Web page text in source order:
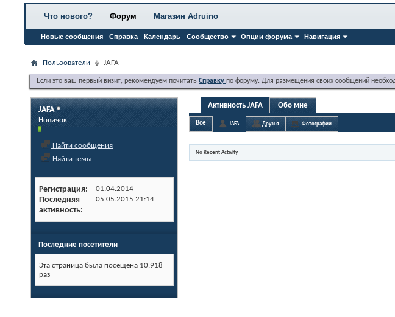
Что нового? Форум
Новые сообщения Справка Календарь Сообщество Опции форума Навигация
Магазин Adruino
Пользователи JAFA
Если это ваш первый визит, рекомендуем почитать Справку по форуму. Для размещения своих сообщений
JAFA
Новичок
Найти сообщения
Найти темы
Регистрация 01.04.2014
Последняя
активность
05.05.2015 21:14
Последние посетители
Эта страница была посещена 10,918
раз
Активность JAFA Обо мне
Все JAFA Друзья Фотографии
No Recent Activity